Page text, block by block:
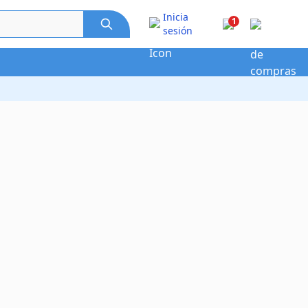
Inicia
sesión
1